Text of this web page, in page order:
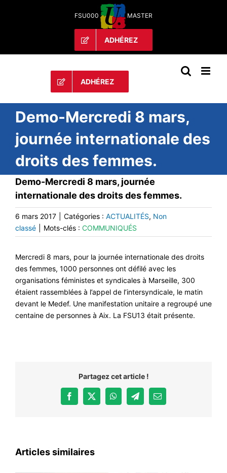
FSU000 MASTER
ADHÉREZ
ADHÉREZ
Demo-Mercredi 8 mars,
journée internationale des
droits des femmes.
Demo-Mercredi 8 mars, journée
internationale des droits des femmes.
6 mars 2017 Catégories : ACTUALITÉS, Non
classé
Mots-clés : COMMUNIQUÉS
Mercredi 8 mars, pour la journée internationale des droits
des femmes, 1000 personnes ont défilé avec les
organisations féministes et syndicales à Marseille, 300
étaient rassemblées à l’appel de l’intersyndicale, le matin
devant le Medef. Une manifestation unitaire a regroupé une
centaine de personnes à Aix. La FSU13 était présente.
Partagez cet article !
Facebook
X WhatsAppTelegramEmail
Articles similaires